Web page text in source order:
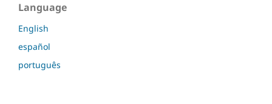
Language
English
español
português